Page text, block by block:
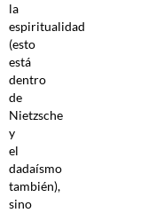
la
espiritualidad
(esto
está
dentro
de
Nietzsche
y
el
dadaísmo
también),
sino